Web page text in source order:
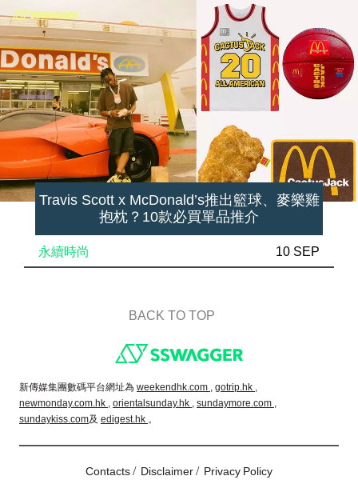
Travis Scott x McDonald’s推出籃球、麥樂雞
抱枕？10款必買單品推介
永續時尚 10 SEP
BACK TO TOP
新傳媒集團數碼平台網址為 weekendhk.com ,
gotrip.hk ,
newmonday.com.hk ,
orientalsunday.hk ,
sundaymore.com ,
sundaykiss.com及 edigest.hk 。
Contacts/ Disclaimer/ Privacy Policy